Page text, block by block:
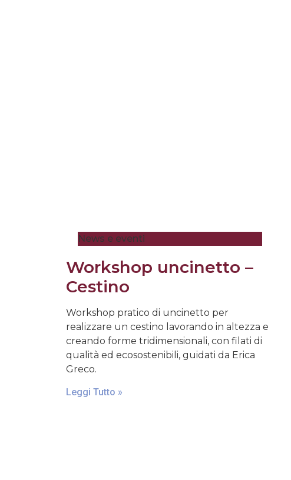
News e eventi
Workshop uncinetto –
Cestino
Workshop pratico di uncinetto per
realizzare un cestino lavorando in altezza e
creando forme tridimensionali, con filati di
qualità ed ecosostenibili, guidati da Erica
Greco.
Leggi Tutto »